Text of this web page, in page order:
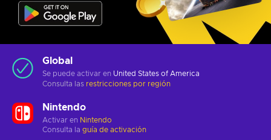
Global
Se puede activar en United States of America
Consulta las restricciones por región
Nintendo
Activar en Nintendo
Consulta la guía de activación